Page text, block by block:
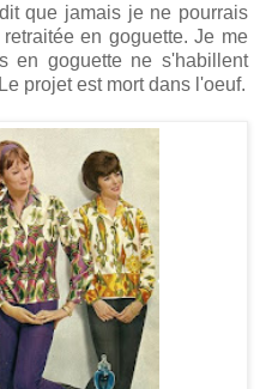
que jamais je ne pourrais
en goguette. Je me
en goguette ne s'habillent
projet est mort dans l'oeuf.